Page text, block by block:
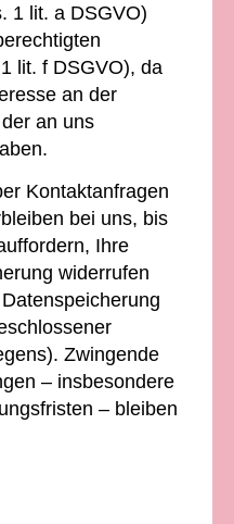
1 lit. a DSGVO)
lit. f DSGVO), da
an der
an uns
Kontaktanfragen
bei uns, bis
Ihre
widerrufen
Zwingende
– insbesondere
– bleiben